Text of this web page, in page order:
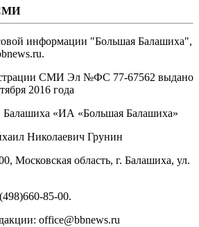
информации "Большая Балашиха",
СМИ Эл №ФС ‎77-67562 выдано
2016 года
«ИА «Большая Балашиха»
Николаевич Грунин
Московская область, г. Балашиха, ул.
85-00.
office@bbnews.ru